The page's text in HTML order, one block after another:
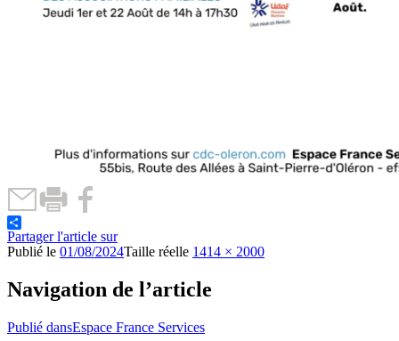
Partager l'article sur
Publié le 01/08/2024Taille réelle 1414 × 2000
Navigation de l’article
Publié dansEspace France Services